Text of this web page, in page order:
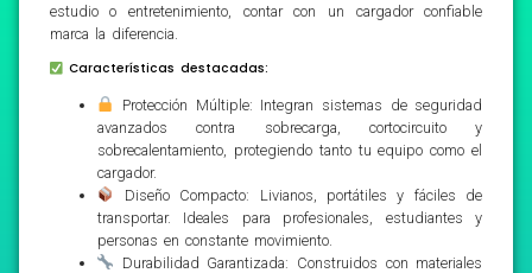
estudio o entretenimiento, contar con un cargador confiable
marca la diferencia.
Características destacadas:
Protección Múltiple: Integran sistemas de seguridad
avanzados contra sobrecarga, cortocircuito y
sobrecalentamiento, protegiendo tanto tu equipo como el
cargador.
Diseño Compacto: Livianos, portátiles y fáciles de
transportar. Ideales para profesionales, estudiantes y
personas en constante movimiento.
Durabilidad Garantizada: Construidos con materiales